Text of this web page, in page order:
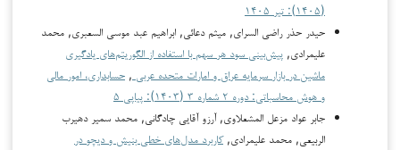
(۱۴۰۵): تیر ۱۴۰۵
حیدر حذر راضی السرای, میثم دعائی, ابراهیم عبد موسی السعبرى, محمد
علیمرادی, پیش‌بینی سود هر سهم با استفاده از الگوریتم‌های یادگیری
ماشین در بازار سرمایه عراق و امارات متحده عربی , حسابداری، امور مالی
و هوش محاسباتی: دوره ۲ شماره ۳ (۱۴۰۳): پیاپی ۵
جابر عواد مزعل المشعلاوی, آرزو آقایی چادگانی, محمد سمير دهيرب
الربيعي, محمد علیمرادی,کاربرد مدل‌های خطی بنیش و دیچو در